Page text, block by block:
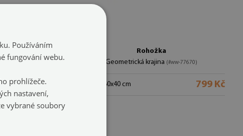
(#ww-77672)
799 Kč
Rohožka
Geometrická krajina (#ww-77670)
velikost: 60x40 cm 799 Kč
Používáním
fungování webu.
prohlížeče.
nastavení,
vybrané soubory